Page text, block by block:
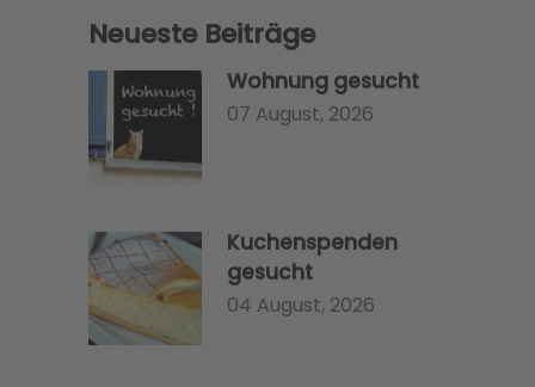
Neueste Beiträge
Wohnung gesucht
07 August, 2026
Kuchenspenden
gesucht
04 August, 2026